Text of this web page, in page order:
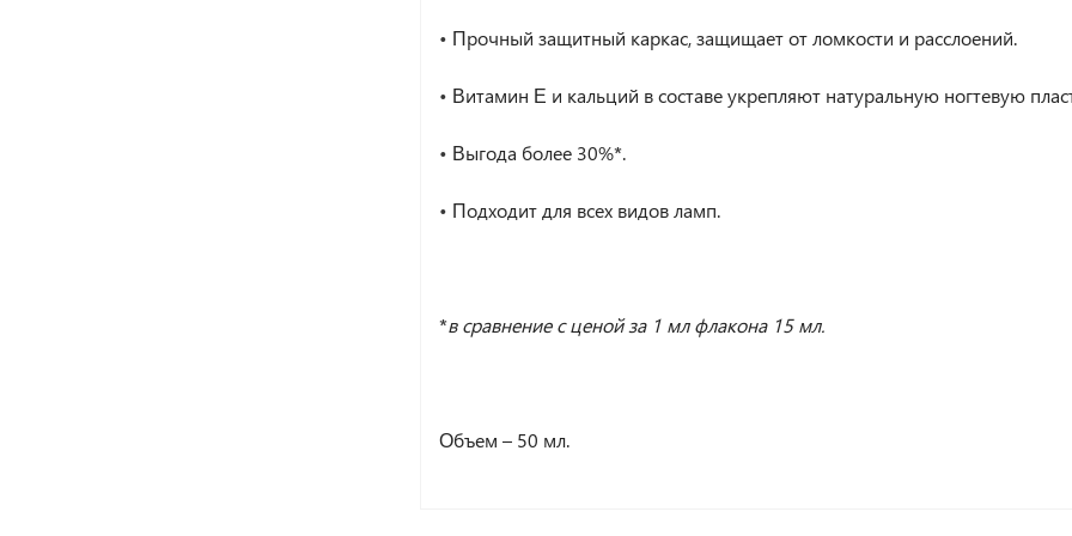
• Прочный защитный каркас, защищает от ломкости и расслоений.
• Витамин Е и кальций в составе укрепляют натуральную ногтевую
• Выгода более 30%*.
• Подходит для всех видов ламп.
*в сравнение с ценой за 1 мл флакона 15 мл.
Объем – 50 мл.